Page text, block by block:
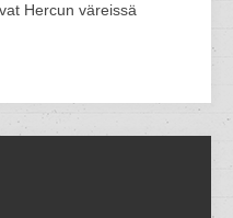
Hercun väreissä